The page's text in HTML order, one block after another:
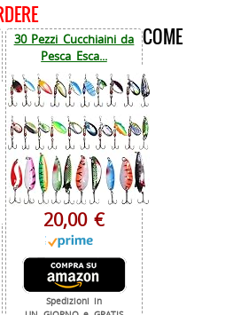
30 Pezzi Cucchiaini da
Pesca Esca...
20,00 €
Spedizioni in
COME